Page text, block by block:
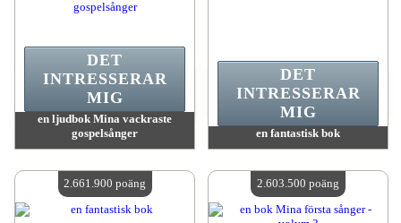
en ljudbok Mina vackraste
gospelsånger
Antal tillgängliga:4
DET
INTRESSERAR
MIG
en fantastisk bok
Antal tillgängliga:4
DET
INTRESSERAR
MIG
2.661.900 poäng 2.603.500 poäng